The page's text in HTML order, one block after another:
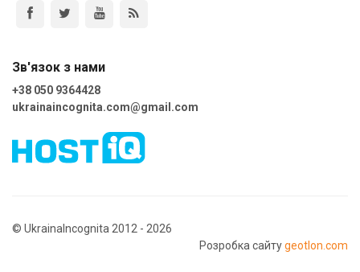
Зв'язок з нами
+38 050 9364428
ukrainaincognita.com@gmail.com
© UkrainaIncognita 2012 - 2026
Розробка сайтуgeotlon.com